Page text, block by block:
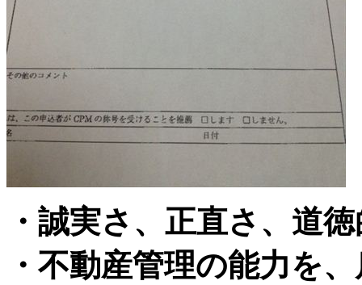
・誠実さ、正直さ、道
・不動産管理の能力を